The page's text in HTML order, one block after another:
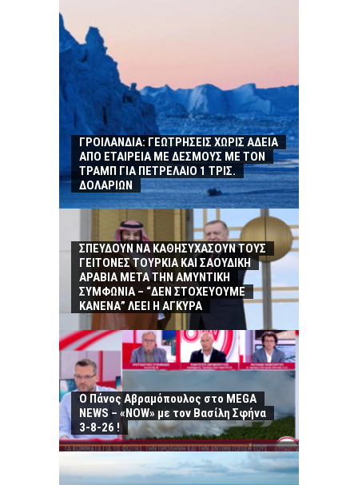
ΓΡΟΙΛΑΝΔΙΑ: ΓΕΩΤΡΗΣΕΙΣ ΧΩΡΙΣ ΑΔΕΙΑ
ΑΠΟ ΕΤΑΙΡΕΙΑ ΜΕ ΔΕΣΜΟΥΣ ΜΕ ΤΟΝ
ΤΡΑΜΠ ΓΙΑ ΠΕΤΡΕΛΑΙΟ 1 ΤΡΙΣ.
ΔΟΛΑΡΙΩΝ
ΣΠΕΥΔΟΥΝ ΝΑ ΚΑΘΗΣΥΧΑΣΟΥΝ ΤΟΥΣ
ΓΕΙΤΟΝΕΣ ΤΟΥΡΚΙΑ ΚΑΙ ΣΑΟΥΔΙΚΗ
ΑΡΑΒΙΑ ΜΕΤΑ ΤΗΝ ΑΜΥΝΤΙΚΗ
ΣΥΜΦΩΝΙΑ – “ΔΕΝ ΣΤΟΧΕΥΟΥΜΕ
ΚΑΝΕΝΑ” ΛΕΕΙ Η ΑΓΚΥΡΑ
Ο Πάνος Αβραμόπουλος στο MEGA
NEWS – «NOW» με τον Βασίλη Σφήνα
3-8-26 !